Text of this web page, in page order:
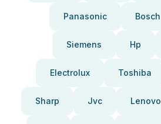
Panasonic Bosch
Siemens Hp
Electrolux Toshiba
Sharp Jvc Lenovo